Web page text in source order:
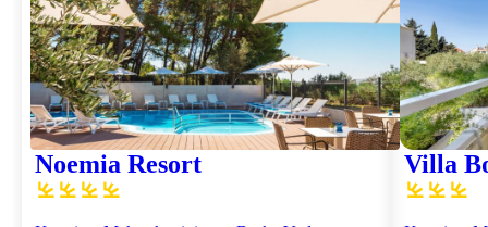
Noemia Resort Villa